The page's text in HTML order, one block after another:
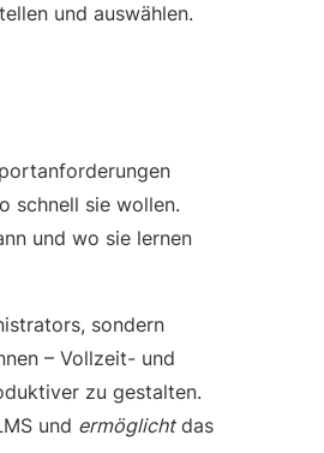
und auswählen.
schnell sie wollen.
und wo sie lernen
sondern
– Vollzeit- und
zu gestalten.
und ermöglichtdas